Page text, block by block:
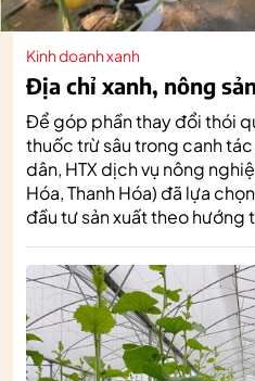
Kinh doanh xanh
Địa chỉ xanh, nông
Để góp phần thay đổi thói
thuốc trừ sâu trong canh
dân, HTX dịch vụ nông
Hóa, Thanh Hóa) đã lựa
đầu tư sản xuất theo hướng